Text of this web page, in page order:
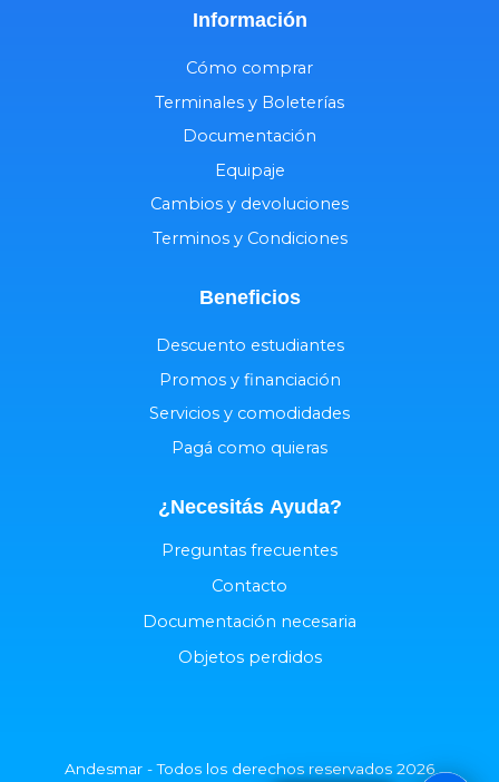
Información
Cómo comprar
Terminales y Boleterías
Documentación
Equipaje
Cambios y devoluciones
Terminos y Condiciones
Beneficios
Descuento estudiantes
Promos y financiación
Servicios y comodidades
Pagá como quieras
¿Necesitás Ayuda?
Preguntas frecuentes
Contacto
Documentación necesaria
Objetos perdidos
Andesmar - Todos los derechos reservados 2026